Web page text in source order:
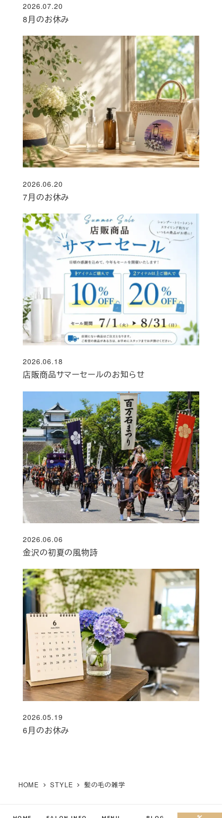
8月のお休み
投稿日
2026.07.20
7月のお休み
投稿日
2026.06.20
店販商品サマーセールのお知らせ
投稿日
2026.06.18
金沢の初夏の風物詩
投稿日
2026.06.06
6月のお休み
投稿日
2026.05.19
HOME STYLE 髪の毛の雑学